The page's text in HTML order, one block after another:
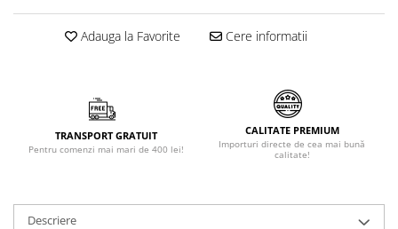
Creme & Esente
Paste ItalieneAdauga la Favorite Cere informatii
TRANSPORT GRATUIT
Pentru comenzi mai mari de 400 lei!
CALITATE PREMIUM
Importuri directe de cea mai bună
calitate!
Descriere